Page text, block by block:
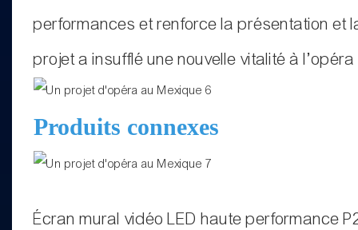
performances et renforce la présentation et
projet a insufflé une nouvelle vitalité à
Produits connexes
Écran mural vidéo LED haute performance